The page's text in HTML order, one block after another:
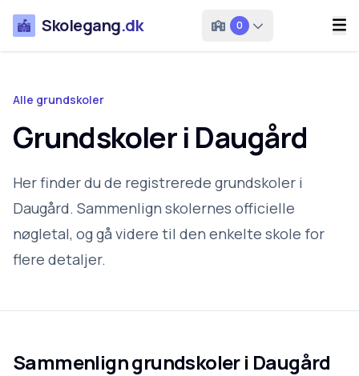
Skolegang.dk 0
Alle grundskoler
Grundskoler i Daugård
Her finder du de registrerede grundskoler i
Daugård. Sammenlign skolernes officielle
nøgletal, og gå videre til den enkelte skole for
flere detaljer.
Sammenlign grundskoler i Daugård